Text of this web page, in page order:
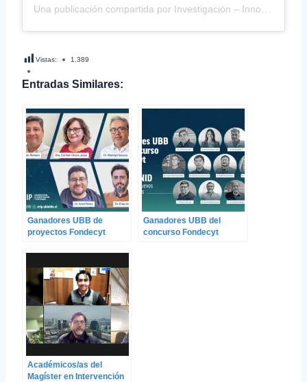
Vistas: 1.389
Entradas Similares:
Ganadores UBB de
proyectos Fondecyt
destacan el apoyo a la
promoción de nuevos
investigadores
Ganadores UBB del
concurso Fondecyt
Académicos/as del
Magíster en Intervención